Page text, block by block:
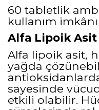
60 tabletlik
kullanım
Alfa Lipoik Asit
Alfa lipoik asit,
yağda
sayesinde
etkili olabilir.